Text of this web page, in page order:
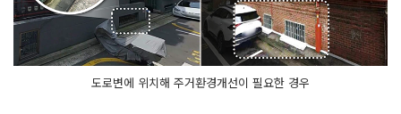
도로변에 위치해 주거환경개선이 필요한 경우